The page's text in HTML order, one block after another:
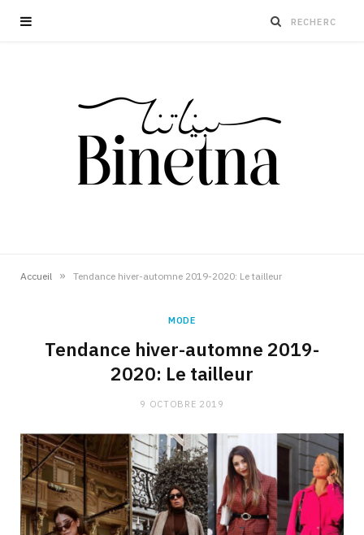
Accueil » Tendance hiver-automne 2019-2020: Le tailleur
MODE
Tendance hiver-automne 2019-
2020: Le tailleur
9 OCTOBRE 2019